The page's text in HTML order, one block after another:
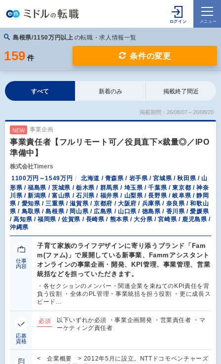
島根県/1150万円以上 の転職・求人情報一覧
159 件 条件の変更
すべて 新着のみ 掲載終了間近
掲載期間：26/08/07～26/08/20
NEW 事業企画
事業責任者【フルリモート可／役員直下×裁量◎／IPO
準備中】
株式会社Timers
1100万円～1549万円
北海道 / 青森県 / 岩手県 / 宮城県 / 秋田県 / 山
形県 / 福島県 / 茨城県 / 栃木県 / 群馬県 / 埼玉県 / 千葉県 / 東京都 / 神奈
川県 / 新潟県 / 富山県 / 石川県 / 福井県 / 山梨県 / 長野県 / 岐阜県 / 静岡
県 / 愛知県 / 三重県 / 滋賀県 / 京都府 / 大阪府 / 兵庫県 / 奈良県 / 和歌山
県 / 鳥取県 / 島根県 / 岡山県 / 広島県 / 山口県 / 徳島県 / 香川県 / 愛媛県
/ 高知県 / 福岡県 / 佐賀県 / 長崎県 / 熊本県 / 大分県 / 宮崎県 / 鹿児島県 /
沖縄県
仕事
内容
子育て家族のライフデザインに寄り添うブランド「Fam
m(ファム)」で展開している新事業、Fammアシスタント
オンラインの事業企画・開発、KPI管理、事業管理、営業
統括などを担っていただきます。
・各セクションのメンバー・関連企業を束ねてのKPI責任を背
負う役割 ・全体のPL管理・事業統括を担う役割 ・更に成長ス
ピード…
応募
資格
必須
以下いずれか必須 ・事業企画開発 ・営業責任者 ・マ
ーケティング責任者
< 企業概要 > 2012年5月に設立。NTTドコモベンチャーズ